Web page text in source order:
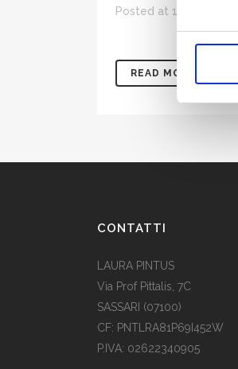
Posted at 14:32h
READ MORE
CONTATTI
LAURA PINTUS
Via Prof Pittalis, 7C
SASSARI (07100)
CF: PNTLRA81P69I452W
P.IVA: 02622340905